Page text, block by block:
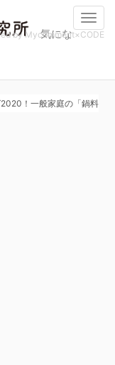
気にな
by Mycomment×CODE
！一般家庭の「鍋料